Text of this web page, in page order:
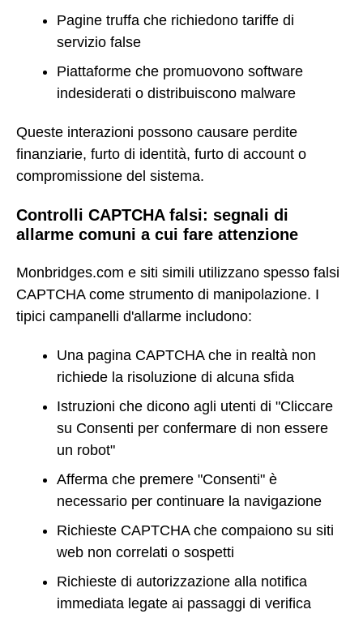
Pagine truffa che richiedono tariffe di
servizio false
Piattaforme che promuovono software
indesiderati o distribuiscono malware
Queste interazioni possono causare perdite
finanziarie, furto di identità, furto di account o
compromissione del sistema.
Controlli CAPTCHA falsi: segnali di
allarme comuni a cui fare attenzione
Monbridges.com e siti simili utilizzano spesso falsi
CAPTCHA come strumento di manipolazione. I
tipici campanelli d'allarme includono:
Una pagina CAPTCHA che in realtà non
richiede la risoluzione di alcuna sfida
Istruzioni che dicono agli utenti di "Cliccare
su Consenti per confermare di non essere
un robot"
Afferma che premere "Consenti" è
necessario per continuare la navigazione
Richieste CAPTCHA che compaiono su siti
web non correlati o sospetti
Richieste di autorizzazione alla notifica
immediata legate ai passaggi di verifica